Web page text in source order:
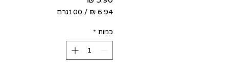
/ 100גרם
לכל
100
כמות *